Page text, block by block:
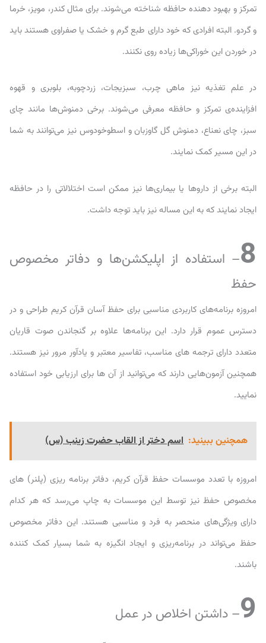
تمرکز و بهبود دهنده حافظه شناخته می‌شوند. برای مثال کندر، مویز، خرما
و گردو. البته افرادی که خود دارای طبع گرم و خشک یا صفراوی هستند باید
در خوردن این خوراکی‌ها زیاده روی نکنند.
در علم تغذیه نیز ماهی چرب، سبزیجات، زردچوبه، بلوبری و قهوه
افزاینده‌ی تمرکز و حافظه معرفی ‌می‌شوند. برخی دمنوش‌ها مانند چای
سبز، چای نعناع، دمنوش گل گاوزبان و اسطوخودوس نیز می‌توانند به شما
در این مسیر کمک نمایند.
البته برخی از داروها یا بیماری‌ها نیز ممکن است اختلالاتی را در حافظه
ایجاد نمایند که به این مساله نیز باید توجه داشت.
8– استفاده از اپلیکشن‌ها و دفاتر مخصوص
حفظ
امروزه برنامه‌های کاربردی مناسبی برای حفظ آسان قرآن کریم طراحی و در
دسترس عموم قرار دارد. این برنامه‌ها علاوه بر گنجاندن صوت قاریان
متعدد دارای ترجمه های مناسب، تفاسیر معتبر و یادآور مرور نیز هستند.
همچنین آزمون‌هایی دارند که می‌توانید از آن ها برای ارزیابی خود استفاده
نمایید.
همچنین ببینید: اسم دختر از القاب حضرت زینب (س)
امروزه با تعدد موسسات حفظ قرآن کریم، دفاتر برنامه ریزی (پلنر) های
مخصوص حفظ نیز توسط این موسسات به چاپ می‌رسد که هر کدام
دارای ویژگی‌های منحصر به فرد و مناسبی هستند. این دفاتر مخصوص
حفظ می‌تواند در برنامه‌ریزی و ایجاد انگیزه به شما بسیار کمک کننده
باشند.
9– داشتن اخلاص در عمل